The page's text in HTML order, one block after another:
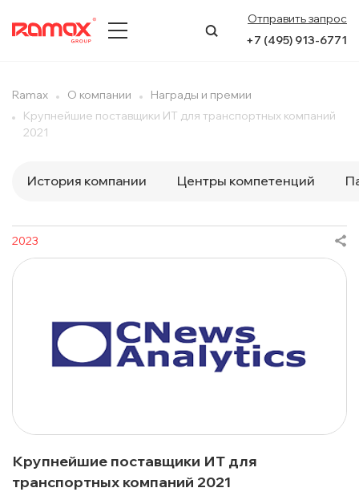
Отправить запрос
+7 (495) 913-6771
ПРЕСС-ЦЕНТР
КЕЙСЫ
Ramax О компании
Награды и премии
Крупнейшие поставщики ИТ для транспортных компаний
2021
История компании Центры компетенций
2023
Крупнейшие поставщики ИТ для
транспортных компаний 2021